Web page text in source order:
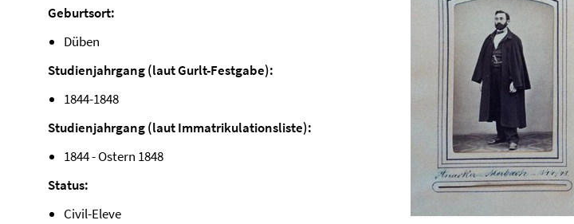
Geburtsort:
Düben
Studienjahrgang (laut Gurlt-Festgabe):
1844-1848
Studienjahrgang (laut Immatrikulationsliste):
1844 - Ostern 1848
Status:
Civil-Eleve